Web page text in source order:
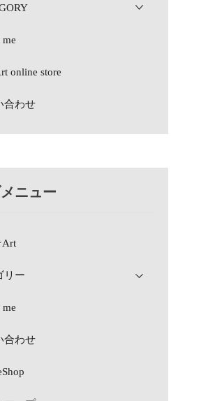
online store
合わせ
ニュー
リー
合わせ